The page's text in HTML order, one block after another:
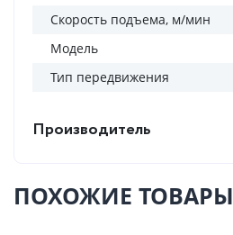
Скорость подъема, м/мин
Модель
Тип передвижения
Производитель
ПОХОЖИЕ ТОВАРЫ